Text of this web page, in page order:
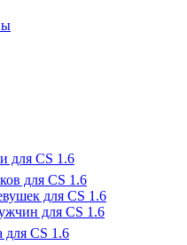
для CS 1.6
для CS 1.6
для CS 1.6
для CS 1.6
CS 1.6